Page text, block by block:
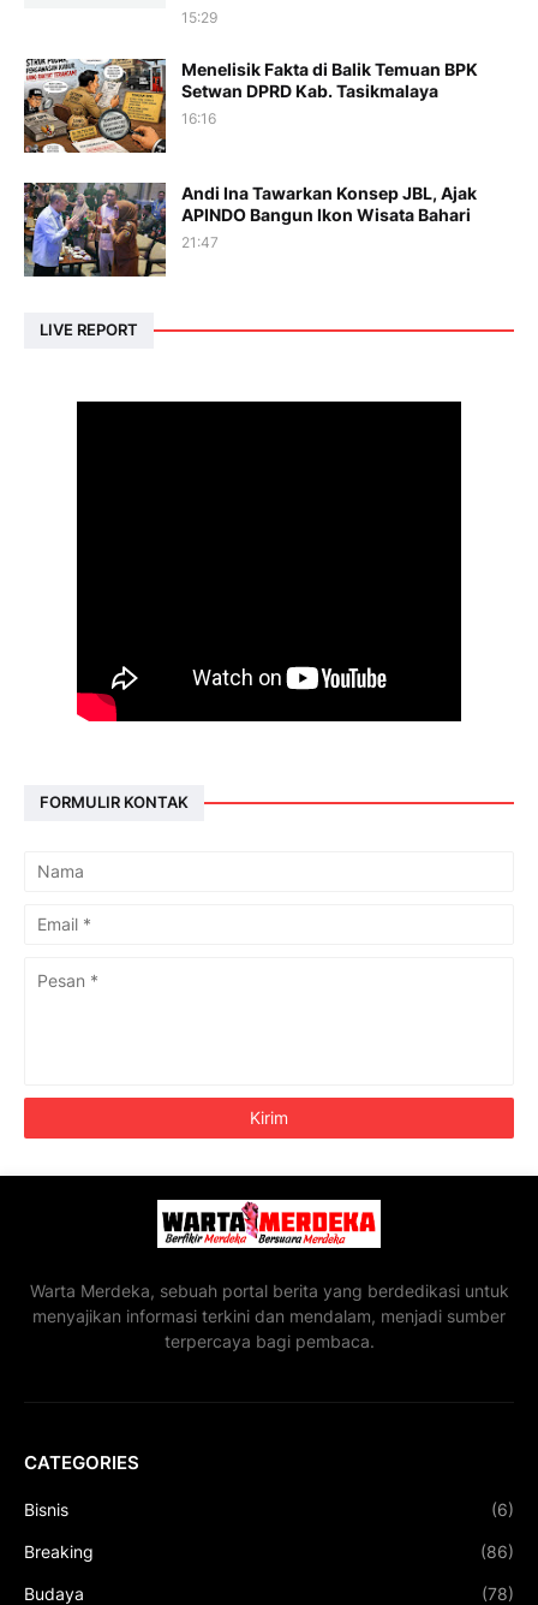
15:29
Menelisik Fakta di Balik Temuan BPK
Setwan DPRD Kab. Tasikmalaya
16:16
Andi Ina Tawarkan Konsep JBL, Ajak
APINDO Bangun Ikon Wisata Bahari
21:47
LIVE REPORT
FORMULIR KONTAK
Warta Merdeka, sebuah portal berita yang berdedikasi untuk
menyajikan informasi terkini dan mendalam, menjadi sumber
terpercaya bagi pembaca.
CATEGORIES
Bisnis (6)
Breaking (86)
Budaya (78)